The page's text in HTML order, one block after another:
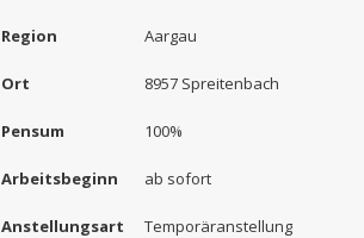
Region Aargau
Ort 8957 Spreitenbach
Pensum 100%
Arbeitsbeginn ab sofort
Anstellungsart Temporäranstellung